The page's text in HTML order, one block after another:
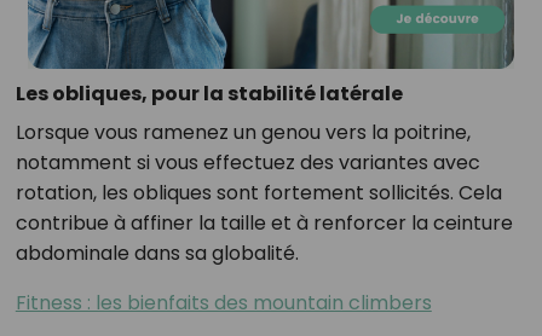
Les obliques, pour la stabilité latérale
Lorsque vous ramenez un genou vers la poitrine,
notamment si vous effectuez des variantes avec
rotation, les obliques sont fortement sollicités. Cela
contribue à affiner la taille et à renforcer la ceinture
abdominale dans sa globalité.
Fitness : les bienfaits des mountain climbers